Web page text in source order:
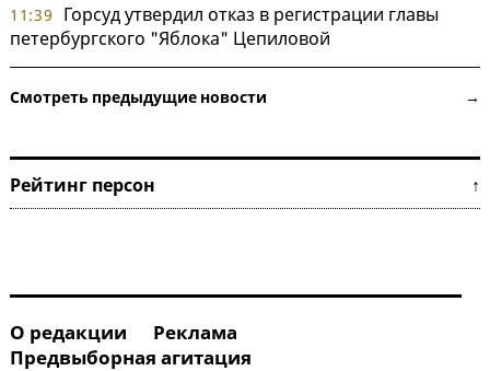
11:39
Горсуд утвердил отказ в регистрации главы
петербургского "Яблока" Цепиловой
Смотреть предыдущие новости →
Рейтинг персон ↑
О редакции
Реклама
Предвыборная агитация